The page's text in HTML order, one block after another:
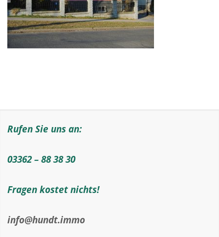
Rufen Sie uns an:
03362 – 88 38 30
Fragen kostet nichts!
info@hundt.immo